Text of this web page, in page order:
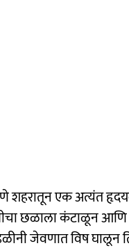
शहरातून एक अत्यंत
छळाला कंटाळून
जेवणात विष